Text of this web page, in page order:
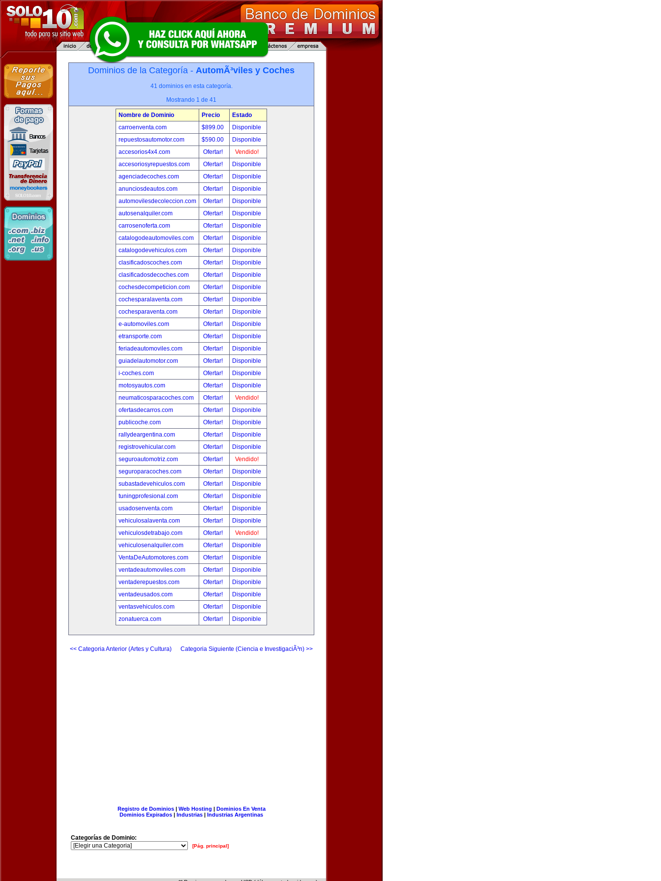
Dominios de la Categoría - AutomÃ³viles y Coches
41 dominios en esta categoría.
Mostrando 1 de 41
Nombre de Dominio Precio
Estado
carroenventa.com
$899.00
Disponible
repuestosautomotor.com
$590.00
Disponible
accesorios4x4.com
Ofertar!
Vendido!
accesoriosyrepuestos.com
Ofertar!
Disponible
agenciadecoches.com
Ofertar!
Disponible
anunciosdeautos.com
Ofertar!
Disponible
automovilesdecoleccion.com
Ofertar!
Disponible
autosenalquiler.com
Ofertar!
Disponible
carrosenoferta.com
Ofertar!
Disponible
catalogodeautomoviles.com
Ofertar!
Disponible
catalogodevehiculos.com
Ofertar!
Disponible
clasificadoscoches.com
Ofertar!
Disponible
clasificadosdecoches.com
Ofertar!
Disponible
cochesdecompeticion.com
Ofertar!
Disponible
cochesparalaventa.com
Ofertar!
Disponible
cochesparaventa.com
Ofertar!
Disponible
e-automoviles.com
Ofertar!
Disponible
etransporte.com
Ofertar!
Disponible
feriadeautomoviles.com
Ofertar!
Disponible
guiadelautomotor.com
Ofertar!
Disponible
i-coches.com
Ofertar!
Disponible
motosyautos.com
Ofertar!
Disponible
neumaticosparacoches.com
Ofertar!
Vendido!
ofertasdecarros.com
Ofertar!
Disponible
publicoche.com
Ofertar!
Disponible
rallydeargentina.com
Ofertar!
Disponible
registrovehicular.com
Ofertar!
Disponible
seguroautomotriz.com
Ofertar!
Vendido!
seguroparacoches.com
Ofertar!
Disponible
subastadevehiculos.com
Ofertar!
Disponible
tuningprofesional.com
Ofertar!
Disponible
usadosenventa.com
Ofertar!
Disponible
vehiculosalaventa.com
Ofertar!
Disponible
vehiculosdetrabajo.com
Ofertar!
Vendido!
vehiculosenalquiler.com
Ofertar!
Disponible
VentaDeAutomotores.com
Ofertar!
Disponible
ventadeautomoviles.com
Ofertar!
Disponible
ventaderepuestos.com
Ofertar!
Disponible
ventadeusados.com
Ofertar!
Disponible
ventasvehiculos.com
Ofertar!
Disponible
zonatuerca.com
Ofertar! Disponible
<< Categoria Anterior (Artes y Cultura) Categoria Siguiente (Ciencia e InvestigaciÃ³n) >>
Registro de Dominios| Web Hosting | Dominios En Venta
Dominios Expirados | Industrias | Industrias Argentinas
Categorías de Dominio:
[Pág. principal]